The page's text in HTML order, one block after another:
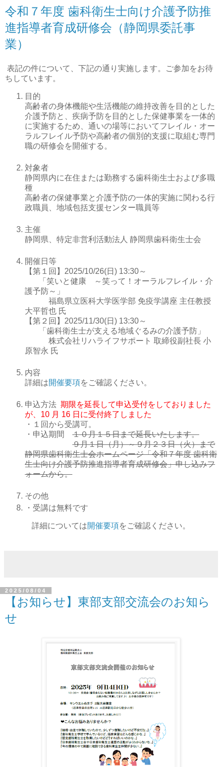
令和７年度 歯科衛生士向け介護予防推
進指導者育成研修会（静岡県委託事
業）
表記の件について、下記の通り実施します。ご参加をお待
ちしています。
目的
高齢者の身体機能や生活機能の維持改善を目的とした
介護予防と、疾病予防を目的とした保健事業を一体的
に実施するため、通いの場等においてフレイル・オー
ラルフレイル予防や高齢者の個別的支援に取組む専門
職の研修会を開催する。
対象者
静岡県内に在住または勤務する歯科衛生士および多職
種
高齢者の保健事業と介護予防の一体的実施に関わる行
政職員、地域包括支援センター職員等
主催
静岡県、特定非営利活動法人 静岡県歯科衛生士会
開催日等
【第１回】2025/10/26(日) 13:30～
「笑いと健康 ～笑って！オーラルフレイル・介
護予防～」
福島県立医科大学医学部 免疫学講座 主任教授
大平哲也 氏
【第２回】2025/11/30(日) 13:30～
「歯科衛生士が支える地域ぐるみの介護予防」
株式会社リハライフサポート 取締役副社長 小
原智永 氏
内容
詳細は開催要項をご確認ください。
申込方法 期限を延長して申込受付をしておりました
が、10 月 16 日に受付終了しました
・１回から受講可。
・申込期間 １０月１５日まで延長いたします。
９月１日（月）～９月２３日（火）まで
静岡県歯科衛生士会ホームページ「令和７年度 歯科衛
生士向け介護予防推進指導者育成研修会」申し込みフ
ォームから。
その他
・受講は無料です
詳細については開催要項をご確認ください。
2025/08/04
【お知らせ】東部支部交流会のお知ら
せ